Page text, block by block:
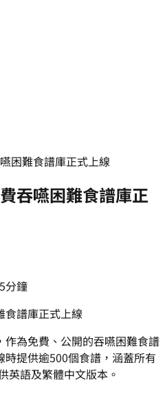
困難食譜庫正式上線
吞嚥困難食譜庫正
分鐘
譜庫正式上線
為免費、公開的吞嚥困難食譜
提供逾500個食譜，涵蓋所有
英語及繁體中文版本。